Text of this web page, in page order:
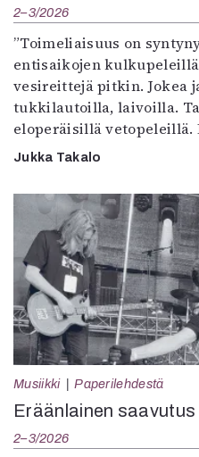
2–3/2026
”Toimeliaisuus on
entisaikojen
vesireittejä pitkin. Jokea
tukkilautoilla, laivoilla.
eloperäisillä vetopeleillä.
Jukka Takalo
Musiikki Paperilehdestä
Eräänlainen saavutus
2–3/2026